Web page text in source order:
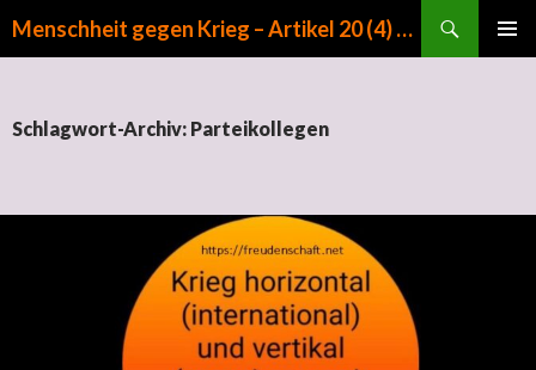
Menschheit gegen Krieg – Artikel 20 (4) GG
Schlagwort-Archiv: Parteikollegen